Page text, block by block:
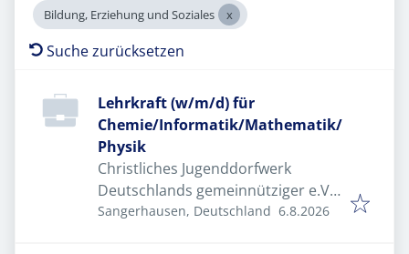
Bildung, Erziehung und Soziales
Suche zurücksetzen
Lehrkraft (w/m/d) für
Chemie/Informatik/Mathematik/
Physik
Christliches Jugenddorfwerk
Deutschlands gemeinnütziger e.V.
(CJD)
Sangerhausen, Deutschland Veröffentlicht:
6.8.2026